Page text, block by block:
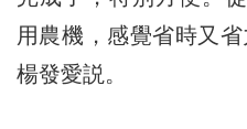
用農機，感覺省時又
楊發愛説。